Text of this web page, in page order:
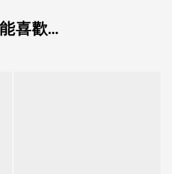
喜歡...